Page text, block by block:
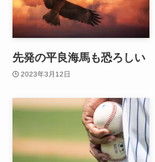
先発の平良海馬も恐ろしい
2023年3月12日